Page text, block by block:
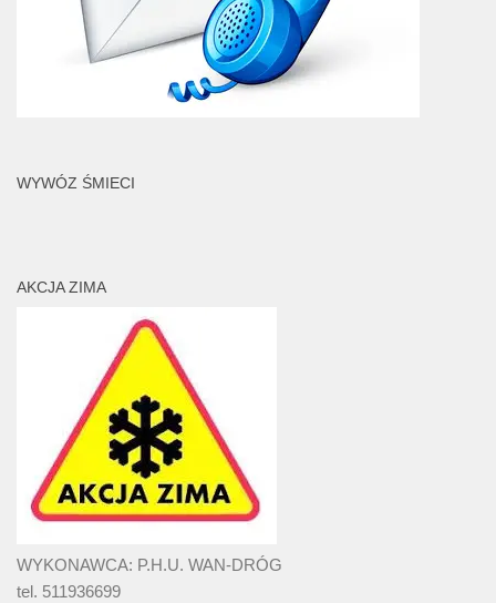
WYWÓZ ŚMIECI
AKCJA ZIMA
WYKONAWCA: P.H.U. WAN-DRÓG
tel. 511936699